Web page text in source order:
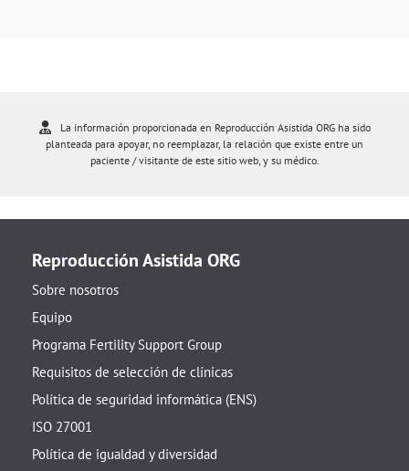
La información proporcionada en Reproducción Asistida ORG ha sido
planteada para apoyar, no reemplazar, la relación que existe entre un
paciente / visitante de este sitio web, y su médico.
Reproducción Asistida ORG
Sobre nosotros
Equipo
Programa Fertility Support Group
Requisitos de selección de clínicas
Política de seguridad informática (ENS)
ISO 27001
Política de igualdad y diversidad